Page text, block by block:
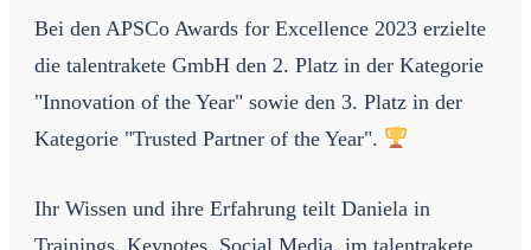
Bei den APSCo Awards for Excellence 2023 erzielte
die talentrakete GmbH den 2. Platz in der Kategorie
"Innovation of the Year" sowie den 3. Platz in der
Kategorie "Trusted Partner of the Year".
Ihr Wissen und ihre Erfahrung teilt Daniela in